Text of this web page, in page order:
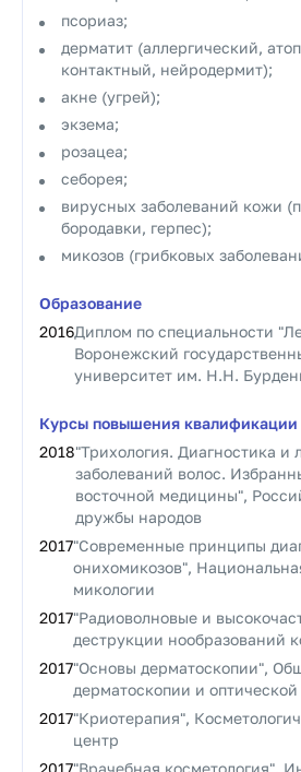
псориаз;
дерматит (аллергический,
контактный, нейродермит);
акне (угрей);
экзема;
розацеа;
себорея;
вирусных заболеваний кожи
бородавки, герпес);
микозов (грибковых
Образование
2016Диплом по специальности
Воронежский
университет им. Н.Н.
Курсы повышения квалификации
2018"Трихология. Диагностика и
заболеваний волос.
восточной медицины",
дружбы народов
2017"Современные принципы
онихомикозов",
микологии
2017"Радиоволновые и
деструкции нообразований
2017"Основы дерматоскопии",
дерматоскопии и
2017"Криотерапия",
центр
2017"Врачебная косметология",